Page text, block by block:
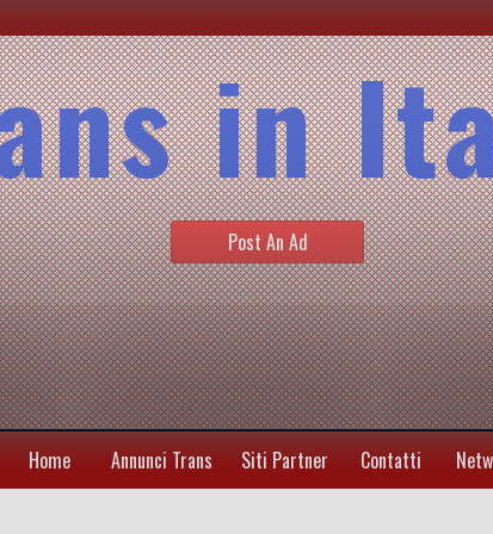
in
Post An Ad
Home Annunci Trans Siti Partner Contatti